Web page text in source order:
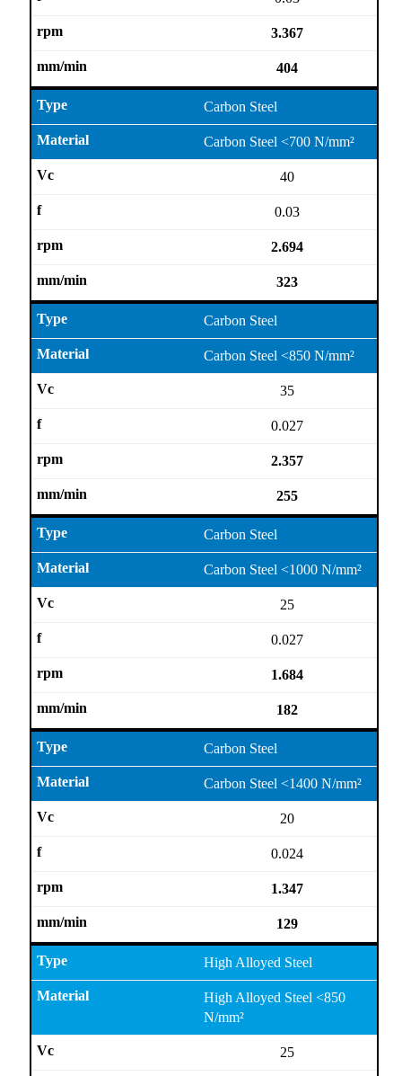
3.367
404
Carbon Steel
Carbon Steel <700 N/mm²
40
0.03
2.694
323
Carbon Steel
Carbon Steel <850 N/mm²
35
0.027
2.357
255
Carbon Steel
Carbon Steel <1000 N/mm²
25
0.027
1.684
182
Carbon Steel
Carbon Steel <1400 N/mm²
20
0.024
1.347
129
High Alloyed Steel
High Alloyed Steel <850
N/mm²
25